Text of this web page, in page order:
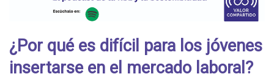
¿Por qué es difícil para los jóvenes
insertarse en el mercado laboral?